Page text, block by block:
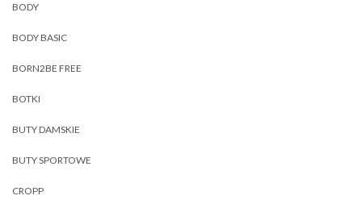
BODY
BODY BASIC
BORN2BE FREE
BOTKI
BUTY DAMSKIE
BUTY SPORTOWE
CROPP